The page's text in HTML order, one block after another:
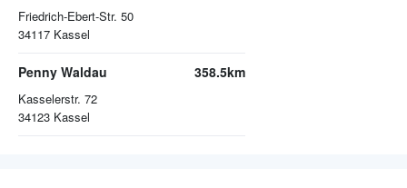
Friedrich-Ebert-Str. 50
34117 Kassel
Penny Waldau
Kasselerstr. 72
34123 Kassel
358.5km